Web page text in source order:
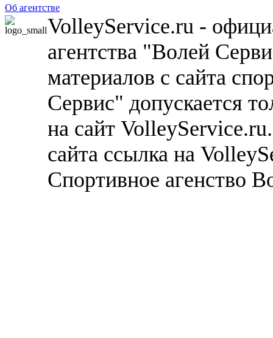
Об агентстве
VolleyService.ru -
агентства "Волей
материалов с сайта
Сервис" допускается
на сайт
сайта ссылка на
Спортивное агенство